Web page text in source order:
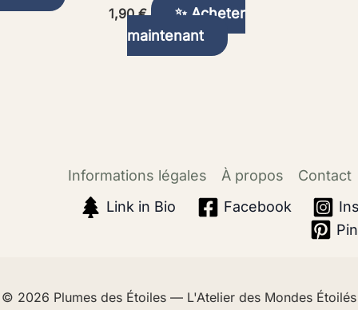
1,90€
✨ Acheter
maintenant
Informations légales À propos
Contact
Link in Bio
Facebook
© 2026 Plumes des Étoiles — L'Atelier des Mondes Étoilés